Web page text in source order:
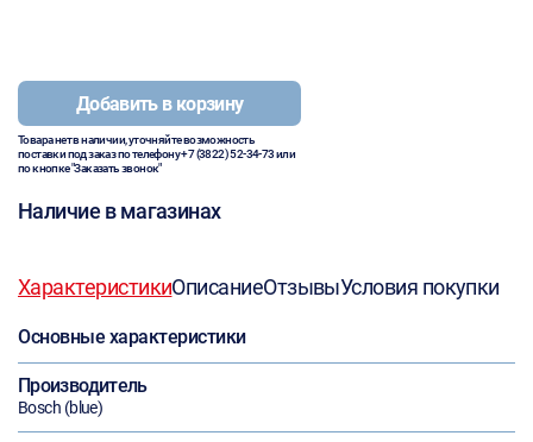
Добавить в корзину
Товара нет в наличии, уточняйте возможность
поставки под заказ по телефону+7 (3822) 52-34-73или
по кнопке "Заказать звонок"
Наличие в магазинах
ХарактеристикиОписаниеОтзывыУсловия покупки
Основные характеристики
Производитель
Bosch (blue)